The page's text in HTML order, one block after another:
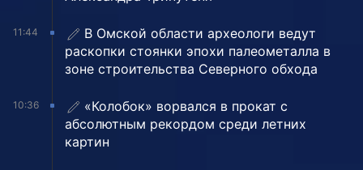
11:44
В Омской области археологи ведут
раскопки стоянки эпохи палеометалла в
зоне строительства Северного обхода
10:36
«Колобок» ворвался в прокат с
абсолютным рекордом среди летних
картин